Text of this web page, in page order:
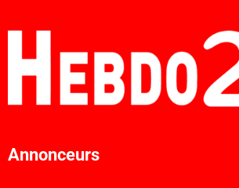
Annonceurs